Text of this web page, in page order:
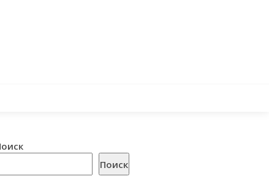
Поиск